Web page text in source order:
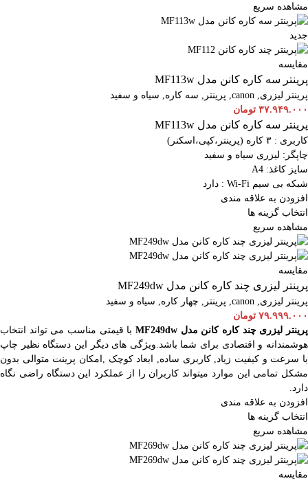
مشاهده سریع
جدید
مقایسه
پرینتر سه کاره کانن مدل MF113w
پرینتر لیزری,
canon
, پرینتر , سه کاره, سیاه و سفید
۳۷.۹۴۹.۰۰۰ تومان
پرینتر سه کاره کانن مدل MF113w
کاربری : ۳ کاره (پرینتر،کپی،اسکنر)
چاپگر: لیزری سیاه و سفید
سایز کاغذ: A4
شبکه بی سیم Wi-Fi : دارد
افزودن به علاقه مندی
انتخاب گزینه ها
مشاهده سریع
مقایسه
پرینتر لیزری چند کاره کانن مدل MF249dw
پرینتر لیزری,
canon
, پرینتر , چهار کاره, سیاه و سفید
۷۹.۹۹۹.۰۰۰ تومان
پرینتر لیزری چند کاره کانن مدل MF249dw
با قیمتی مناسب می تواند انتخاب
هوشمندانه و اقتصادی برای شما باشد.ویژگی های دیگر این دستگاه نظیر چاپ
با سرعت و کیفیت زیاد, کاربری ساده, ابعاد کوچک ,امکان پرینت متوالی بدون
مشکل تمامی این موارد میتواند کاربران را از عملکرد این دستگاه راضی نگاه
دارد.
افزودن به علاقه مندی
انتخاب گزینه ها
مشاهده سریع
مقایسه